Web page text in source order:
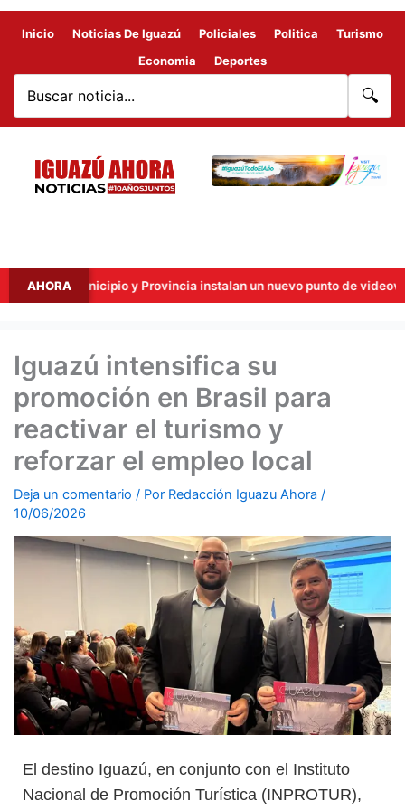
Inicio Noticias De Iguazú Policiales Politica
Turismo
Economia
Deportes
🔍
AHORAy Provincia instalan un nuevo punto de videovigilancia
Iguazú intensifica su
promoción en Brasil para
reactivar el turismo y
reforzar el empleo local
Deja un comentario / Por Redacción Iguazu Ahora /
10/06/2026
El destino Iguazú, en conjunto con el Instituto
Nacional de Promoción Turística (INPROTUR),